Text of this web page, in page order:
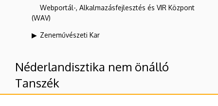
Webportál-, Alkalmazásfejlesztés és VIR Központ
(WAV)
Zeneművészeti Kar
Néderlandisztika nem önálló
Tanszék